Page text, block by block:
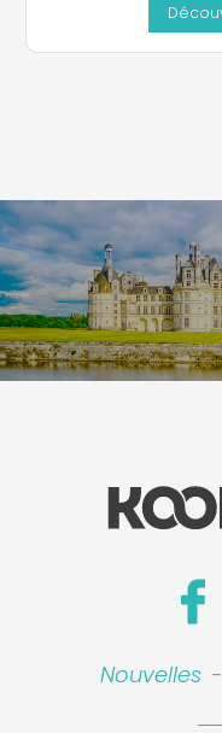
Nouvelles -